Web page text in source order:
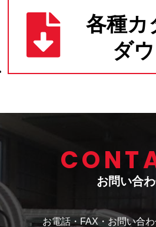
お問い合
お電話・FAX・お問い合